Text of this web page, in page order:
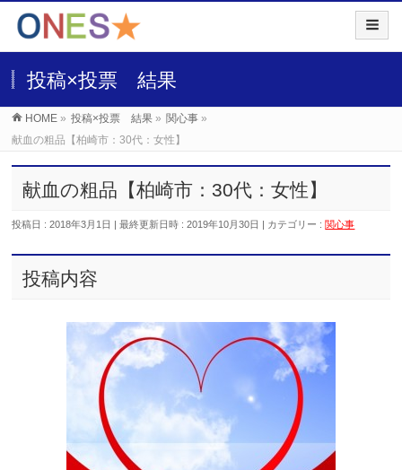
投稿×投票 結果
HOME » 投稿×投票 結果 » 関心事 »
献血の粗品【柏崎市：30代：女性】
献血の粗品【柏崎市：30代：女性】
投稿日 : 2018年3月1日 最終更新日時 : 2019年10月30日 カテゴリー :関心事
投稿内容